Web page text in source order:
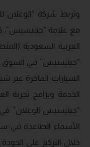
وتربط شركة “الوعلان
مع علامة “جينيسيس”،
العربية السعودية
“جينيسيس” في السوق
السيارات الفاخرة عبر
الخدمة وبرامج تجربة
“جينيسيس الوعلان” في
الأسماء الصاعدة في
خلال التركيز على